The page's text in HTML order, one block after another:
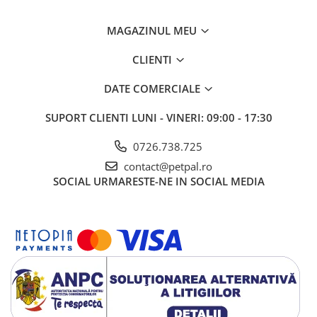
A se păstra într-un loc uscat și răcoros, ferit de
lumina directă a soarelui. După deschidere, sigilați bine ambalajul
MAGAZINUL MEU
CLIENTI
DATE COMERCIALE
SUPORT CLIENTI LUNI - VINERI: 09:00 - 17:30
0726.738.725
contact@petpal.ro
SOCIAL URMARESTE-NE IN SOCIAL MEDIA